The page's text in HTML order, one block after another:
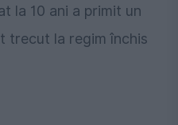
la 10 ani a primit un
trecut la regim închis